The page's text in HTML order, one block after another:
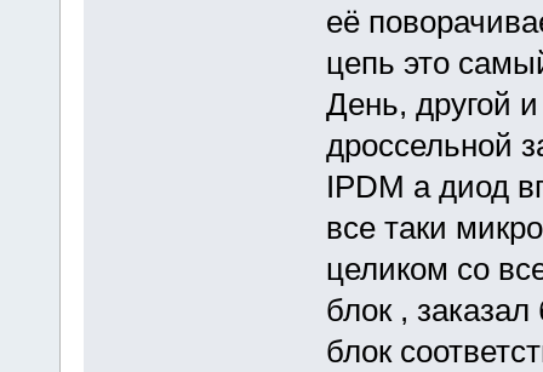
её
цепь это
День, другой
дроссельной
IPDM а диод
все таки
целиком со
блок ,
блок